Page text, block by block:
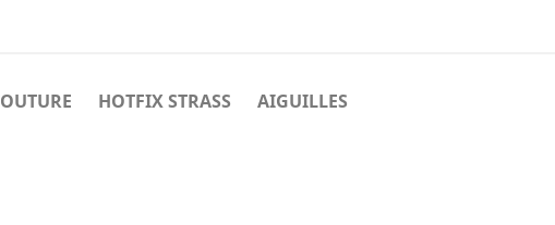
HOTFIX STRASS AIGUILLES